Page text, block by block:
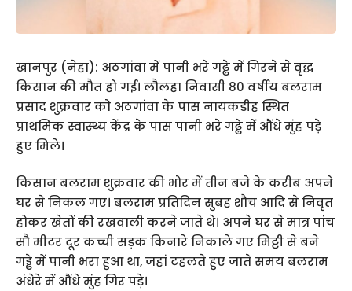
खानपुर (नेहा): अठगांवा में पानी भरे गढ्ढे में गिरने से वृद्ध
किसान की मौत हो गई। लौलहा निवासी 80 वर्षीय बलराम
प्रसाद शुक्रवार को अठगांवा के पास नायकडीह स्थित
प्राथमिक स्वास्थ्य केंद्र के पास पानी भरे गढ्ढे में औंधे मुंह पड़े
हुए मिले।
किसान बलराम शुक्रवार की भोर में तीन बजे के करीब अपने
घर से निकल गए। बलराम प्रतिदिन सुबह शौच आदि से निवृत
होकर खेतों की रखवाली करने जाते थे। अपने घर से मात्र पांच
सौ मीटर दूर कच्ची सड़क किनारे निकाले गए मिट्टी से बने
गड्ढे में पानी भरा हुआ था, जहां टहलते हुए जाते समय बलराम
अंधेरे में औंधे मुंह गिर पड़े।